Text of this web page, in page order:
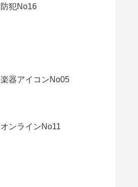
防犯No16
楽器アイコンNo05
オンラインNo11